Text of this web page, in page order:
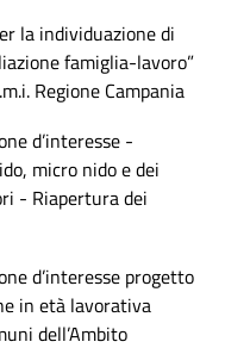
la individuazione di
famiglia-lavoro”
Regione Campania
d’interesse -
micro nido e dei
- Riapertura dei
d’interesse progetto
in età lavorativa
dell’Ambito